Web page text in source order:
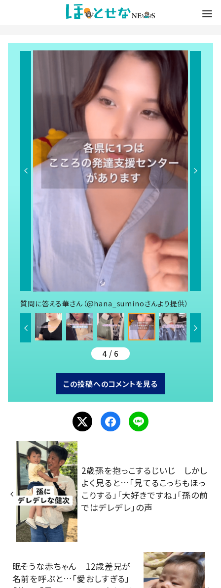
質問に答える華さん（@hana_suminoさんより提供）
4 / 6
この投稿へのコメントを見る
2歳孫を抱っこするじいじ しかし
よく見ると…「見てるこっちもほっ
こりする」「大好きですね」「孫の前
ではデレデレ」の声
眠そうな赤ちゃん 12歳差兄が
名前を呼ぶと…「愛おしすぎる」